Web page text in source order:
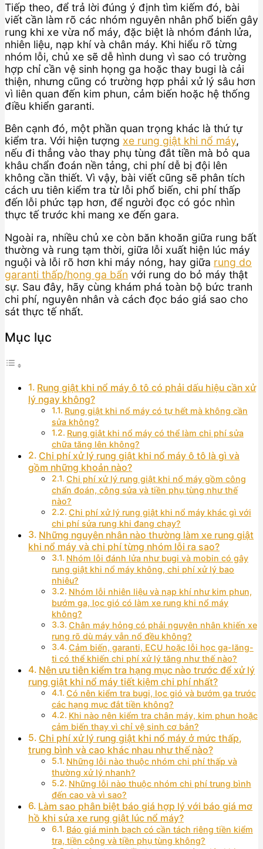
Tiếp theo, để trả lời đúng ý định tìm kiếm đó, bài
viết cần làm rõ các nhóm nguyên nhân phổ biến gây
rung khi xe vừa nổ máy, đặc biệt là nhóm đánh lửa,
nhiên liệu, nạp khí và chân máy. Khi hiểu rõ từng
nhóm lỗi, chủ xe sẽ dễ hình dung vì sao có trường
hợp chỉ cần vệ sinh họng ga hoặc thay bugi là cải
thiện, nhưng cũng có trường hợp phải xử lý sâu hơn
vì liên quan đến kim phun, cảm biến hoặc hệ thống
điều khiển garanti.
Bên cạnh đó, một phần quan trọng khác là thứ tự
kiểm tra. Với hiện tượng xe rung giật khi nổ máy,
nếu đi thẳng vào thay phụ tùng đắt tiền mà bỏ qua
khâu chẩn đoán nền tảng, chi phí dễ bị đội lên
không cần thiết. Vì vậy, bài viết cũng sẽ phân tích
cách ưu tiên kiểm tra từ lỗi phổ biến, chi phí thấp
đến lỗi phức tạp hơn, để người đọc có góc nhìn
thực tế trước khi mang xe đến gara.
Ngoài ra, nhiều chủ xe còn băn khoăn giữa rung bất
thường và rung tạm thời, giữa lỗi xuất hiện lúc máy
nguội và lỗi rõ hơn khi máy nóng, hay giữa rung do
garanti thấp/họng ga bẩn với rung do bỏ máy thật
sự. Sau đây, hãy cùng khám phá toàn bộ bức tranh
chi phí, nguyên nhân và cách đọc báo giá sao cho
sát thực tế nhất.
Mục lục
Rung giật khi nổ máy ô tô có phải dấu hiệu cần xử
lý ngay không?
Rung giật khi nổ máy có tự hết mà không cần
sửa không?
Rung giật khi nổ máy có thể làm chi phí sửa
chữa tăng lên không?
Chi phí xử lý rung giật khi nổ máy ô tô là gì và
gồm những khoản nào?
Chi phí xử lý rung giật khi nổ máy gồm công
chẩn đoán, công sửa và tiền phụ tùng như thế
nào?
Chi phí xử lý rung giật khi nổ máy khác gì với
chi phí sửa rung khi đang chạy?
Những nguyên nhân nào thường làm xe rung giật
khi nổ máy và chi phí từng nhóm lỗi ra sao?
Nhóm lỗi đánh lửa như bugi và mobin có gây
rung giật khi nổ máy không, chi phí xử lý bao
nhiêu?
Nhóm lỗi nhiên liệu và nạp khí như kim phun,
bướm ga, lọc gió có làm xe rung khi nổ máy
không?
Chân máy hỏng có phải nguyên nhân khiến xe
rung rõ dù máy vẫn nổ đều không?
Cảm biến, garanti, ECU hoặc lỗi học ga-lăng-
ti có thể khiến chi phí xử lý tăng như thế nào?
Nên ưu tiên kiểm tra hạng mục nào trước để xử lý
rung giật khi nổ máy tiết kiệm chi phí nhất?
Có nên kiểm tra bugi, lọc gió và bướm ga trước
các hạng mục đắt tiền không?
Khi nào nên kiểm tra chân máy, kim phun hoặc
cảm biến thay vì chỉ vệ sinh cơ bản?
Chi phí xử lý rung giật khi nổ máy ở mức thấp,
trung bình và cao khác nhau như thế nào?
Những lỗi nào thuộc nhóm chi phí thấp và
thường xử lý nhanh?
Những lỗi nào thuộc nhóm chi phí trung bình
đến cao và vì sao?
Làm sao phân biệt báo giá hợp lý với báo giá mơ
hồ khi sửa xe rung giật lúc nổ máy?
Báo giá minh bạch có cần tách riêng tiền kiểm
tra, tiền công và tiền phụ tùng không?